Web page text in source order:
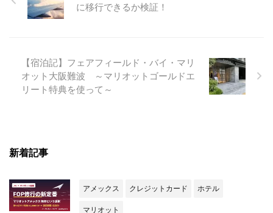
に移行できるか検証！
【宿泊記】フェアフィールド・バイ・マリ
オット大阪難波 ～マリオットゴールドエ
リート特典を使って～
新着記事
アメックス クレジットカード ホテル
マリオット